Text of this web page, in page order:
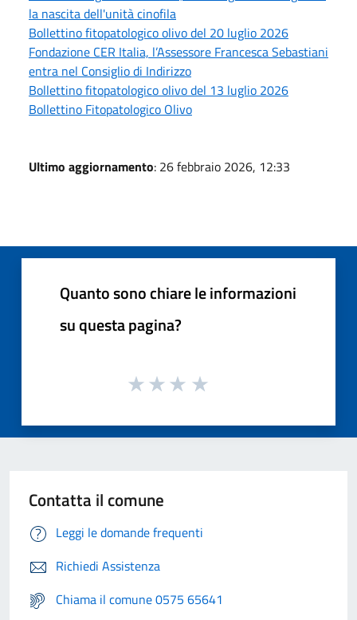
la nascita dell'unità cinofila
Bollettino fitopatologico olivo del 20 luglio 2026
Fondazione CER Italia, l’Assessore Francesca Sebastiani
entra nel Consiglio di Indirizzo
Bollettino fitopatologico olivo del 13 luglio 2026
Bollettino Fitopatologico Olivo
Ultimo aggiornamento: 26 febbraio 2026, 12:33
Quanto sono chiare le informazioni
su questa pagina?
Contatta il comune
Leggi le domande frequenti
Richiedi Assistenza
Chiama il comune 0575 65641